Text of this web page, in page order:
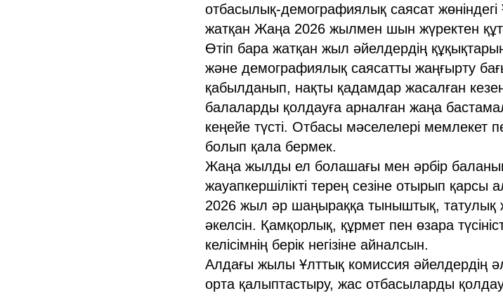
отбасылық-демографиялық саясат жөніндегі
жатқан Жаңа 2026 жылмен шын жүректен
Өтіп бара жатқан жыл әйелдердің
және демографиялық саясатты жаңғырту
қабылданып, нақты қадамдар жасалған
балаларды қолдауға арналған жаңа
кеңейе түсті. Отбасы мәселелері мемлекет
болып қала бермек.
Жаңа жылды ел болашағы мен әрбір
жауапкершілікті терең сезіне отырып қарсы
2026 жыл әр шаңыраққа тыныштық, татулық
әкелсін. Қамқорлық, құрмет пен өзара
келісімнің берік негізіне айналсын.
Алдағы жылы Ұлттық комиссия әйелдердің
орта қалыптастыру, жас отбасыларды